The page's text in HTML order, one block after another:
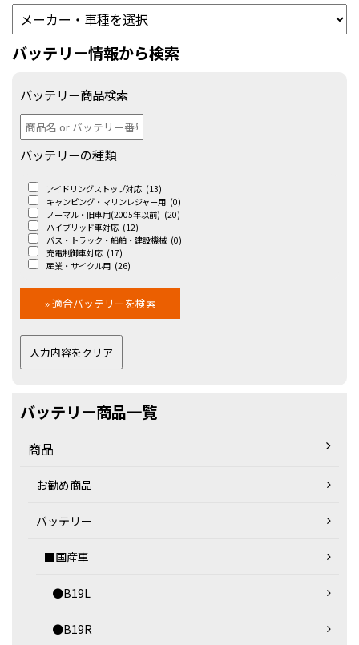
バッテリー情報から検索
バッテリー商品検索
バッテリーの種類
アイドリングストップ対応 (13)
キャンピング・マリンレジャー用 (0)
ノーマル・旧車用(2005年以前) (20)
ハイブリッド車対応 (12)
バス・トラック・船舶・建設機械 (0)
充電制御車対応 (17)
産業・サイクル用 (26)
バッテリー商品一覧
商品
お勧め商品
バッテリー
■国産車
●B19L
●B19R